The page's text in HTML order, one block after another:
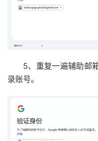
5、重复一遍辅助邮
录账号。